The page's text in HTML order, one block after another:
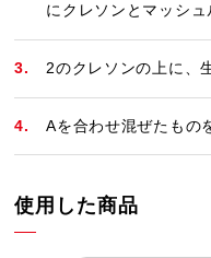
にクレソンとマッシュ
2のクレソンの上に、
Aを合わせ混ぜたもの
使用した商品